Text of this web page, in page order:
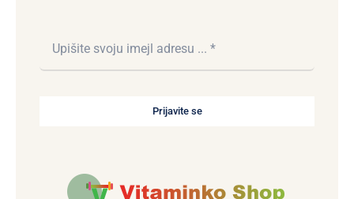
Prijavite se